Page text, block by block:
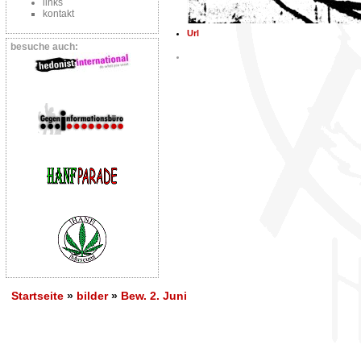
links
kontakt
besuche auch:
Url
Startseite » bilder» Bew. 2. Juni